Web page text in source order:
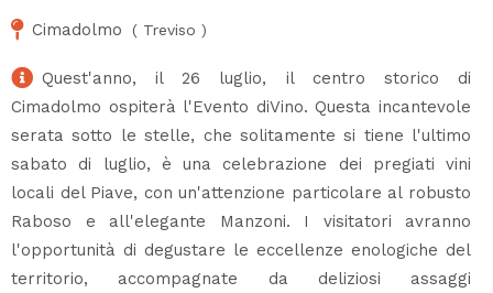
Cimadolmo ( Treviso )
Quest'anno, il 26 luglio, il centro storico di
Cimadolmo ospiterà l'Evento diVino. Questa incantevole
serata sotto le stelle, che solitamente si tiene l'ultimo
sabato di luglio, è una celebrazione dei pregiati vini
locali del Piave, con un'attenzione particolare al robusto
Raboso e all'elegante Manzoni. I visitatori avranno
l'opportunità di degustare le eccellenze enologiche del
territorio, accompagnate da deliziosi assaggi